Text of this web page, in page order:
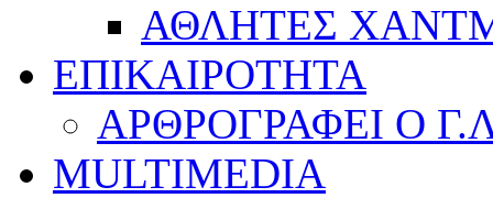
ΑΘΛΗΤΕΣ
ΕΠΙΚΑΙΡΟΤΗΤΑ
ΑΡΘΡΟΓΡΑΦΕΙ Ο
MULTIMEDIA